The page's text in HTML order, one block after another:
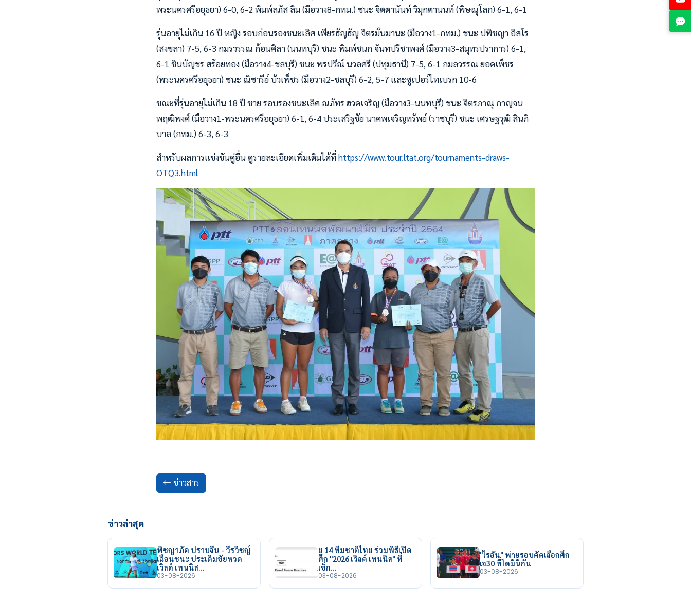
พระนครศรีอยุธยา) 6-0, 6-2 พิมพ์ลภัส ลิม (มือวาง8-กทม.) ชนะ จิตตานันท์ วิมุกตานนท์ (พิษณุโลก) 6-1, 6-1
รุ่นอายุไม่เกิน 16 ปี หญิง รอบก่อนรองชนะเลิศ เพียรธัญธัญ จิตรมั่นมานะ (มือวาง1-กทม.) ชนะ ปพิชญา อิสโร
(สงขลา) 7-5, 6-3 กมรวรรณ ก้อนศิลา (นนทบุรี) ชนะ พิมพ์ชนก จันทปรีชาพงศ์ (มือวาง3-สมุทรปราการ) 6-1,
6-1 ชินบัญชร สร้อยทอง (มือวาง4-ชลบุรี) ชนะ พรปวีณ์ นวลศรี (ปทุมธานี) 7-5, 6-1 กมลวรรณ ยอดเพ็ชร
(พระนครศรีอยุธยา) ชนะ ณิชารีย์ บัวเพ็ชร (มือวาง2-ชลบุรี) 6-2, 5-7 และซูเปอร์ไทเบรก 10-6
ขณะที่รุ่นอายุไม่เกิน 18 ปี ชาย รอบรองชนะเลิศ ณภัทร ฮวดเจริญ (มือวาง3-นนทบุรี) ชนะ จิตรภาณุ กาญจน
พฤฒิพงศ์ (มือวาง1-พระนครศรีอยุธยา) 6-1, 6-4 ประเสริฐชัย นาคพเจริญทรัพย์ (ราชบุรี) ชนะ เศรษฐวุฒิ สินภิ
บาล (กทม.) 6-3, 6-3
สำหรับผลการแข่งขันคู่อื่น ดูรายละเอียดเพิ่มเติมได้ที่https://www.tour.ltat.org/tournaments-draws-
OTQ3.html
ข่าวสาร
ข่าวล่าสุด
พิชญาภัค ปราบจีน - วีรวิชญ์
เฉือนชนะ ประเดิมชัยหวด
เวิลด์ เทนนิส…
03-08-2026
ยู 14 ทีมชาติไทย ร่วมพิธีเปิด
ศึก "2026 เวิลด์ เทนนิส" ที่
เช็ก…
03-08-2026
"ไรอัน" พ่ายรอบคัดเลือกศึก
เจ30 ที่โดมินิกัน
03-08-2026